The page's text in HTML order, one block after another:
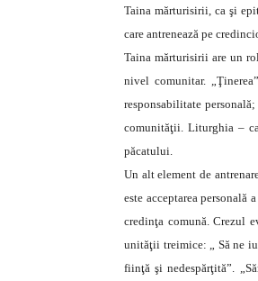
Taina mărturisirii, ca şi
care antrenează pe
Taina mărturisirii are un
nivel comunitar.
responsabilitate
comunităţii. Liturghia –
păcatului.
Un alt element de
este acceptarea
credinţa comună. Crezul
unităţii treimice: „ Să ne
fiinţă şi nedespărţită”.